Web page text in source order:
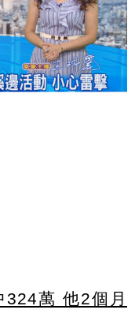
324萬 他2個月